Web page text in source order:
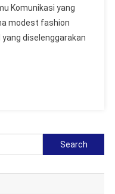
Komunikasi yang
modest fashion
diselenggarakan
Search
for: